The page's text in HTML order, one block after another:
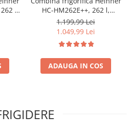
l,
HC-HM262E++, 262 l,
Control electronic,
Iluminare LED, Usi
reversibile, Clasa E, H 180
cm, Alb
1.199,99 Lei
1.049,99 Lei
ADAUGA IN COS